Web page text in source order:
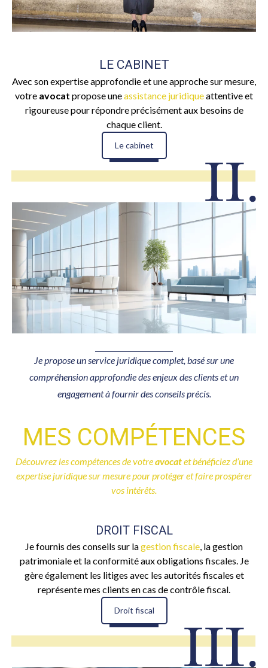
LE CABINET
Avec son expertise approfondie et une approche sur mesure,
votre avocat propose uneassistance juridiqueattentive et
rigoureuse pour répondre précisément aux besoins de
chaque client.
Le cabinet
Je propose un service juridique complet, basé sur une
compréhension approfondie des enjeux des clients et un
engagement à fournir des conseils précis.
MES COMPÉTENCES
Découvrez les compétences de votreavocatet bénéficiez d’une
expertise juridique sur mesure pour protéger et faire prospérer
vos intérêts.
DROIT FISCAL
Je fournis des conseils sur lagestion fiscale, la gestion
patrimoniale et la conformité aux obligations fiscales. Je
gère également les litiges avec les autorités fiscales et
représente mes clients en cas de contrôle fiscal.
Droit fiscal